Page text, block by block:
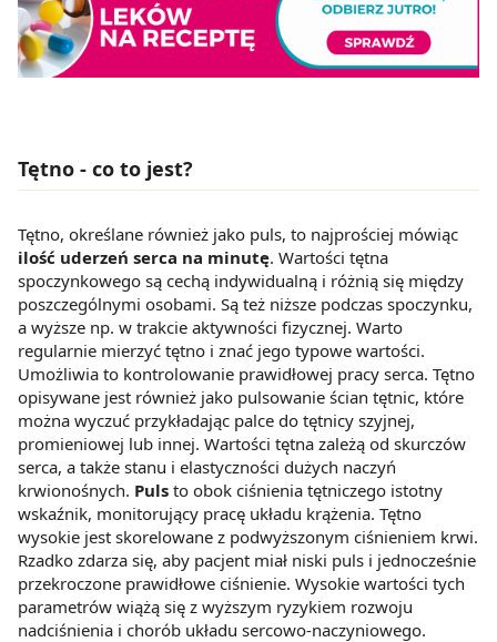
Tętno - co to jest?
Tętno, określane również jako puls, to najprościej mówiąc
ilość uderzeń serca na minutę. Wartości tętna
spoczynkowego są cechą indywidualną i różnią się między
poszczególnymi osobami. Są też niższe podczas spoczynku,
a wyższe np. w trakcie aktywności fizycznej. Warto
regularnie mierzyć tętno i znać jego typowe wartości.
Umożliwia to kontrolowanie prawidłowej pracy serca. Tętno
opisywane jest również jako pulsowanie ścian tętnic, które
można wyczuć przykładając palce do tętnicy szyjnej,
promieniowej lub innej. Wartości tętna zależą od skurczów
serca, a także stanu i elastyczności dużych naczyń
krwionośnych. Puls to obok ciśnienia tętniczego istotny
wskaźnik, monitorujący pracę układu krążenia. Tętno
wysokie jest skorelowane z podwyższonym ciśnieniem krwi.
Rzadko zdarza się, aby pacjent miał niski puls i jednocześnie
przekroczone prawidłowe ciśnienie. Wysokie wartości tych
parametrów wiążą się z wyższym ryzykiem rozwoju
nadciśnienia i chorób układu sercowo-naczyniowego.